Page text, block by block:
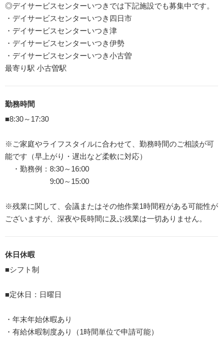
◎デイサービスセンターいつきでは下記施設でも募集中です。
・デイサービスセンターいつき四日市
・デイサービスセンターいつき津
・デイサービスセンターいつき伊勢
・デイサービスセンターいつき小古曽
最寄り駅 小古曽駅
勤務時間
■8:30～17:30
※ご家庭やライフスタイルに合わせて、勤務時間のご相談が可
能です（早上がり・遅出など柔軟に対応）
・勤務例：8:30～16:00
9:00～15:00
※残業に関して、会議またはその他作業1時間程がある可能性が
ございますが、深夜や長時間に及ぶ残業は一切ありません。
休日休暇
■シフト制
■定休日：日曜日
・年末年始休暇あり
・有給休暇制度あり（1時間単位で申請可能）